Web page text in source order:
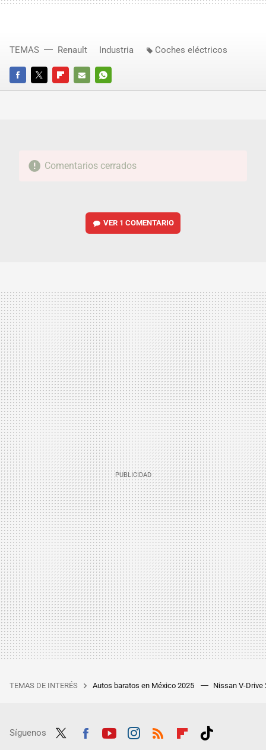
FACEBOOKTWITTERFLIPBOARD
E-
WHATSAPP
TEMAS Renault Industria Coches eléctricos
Comentarios cerrados
VER 1 COMENTARIO
TEMAS DE INTERÉS Autos baratos en México 2025 Nissan V-Drive
Síguenos